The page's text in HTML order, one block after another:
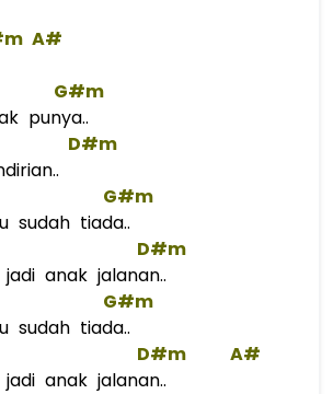
A#
G#m
punya..
D#m
G#m
sudah tiada..
D#m
anak jalanan..
G#m
sudah tiada..
D#m
A#
anak jalanan..